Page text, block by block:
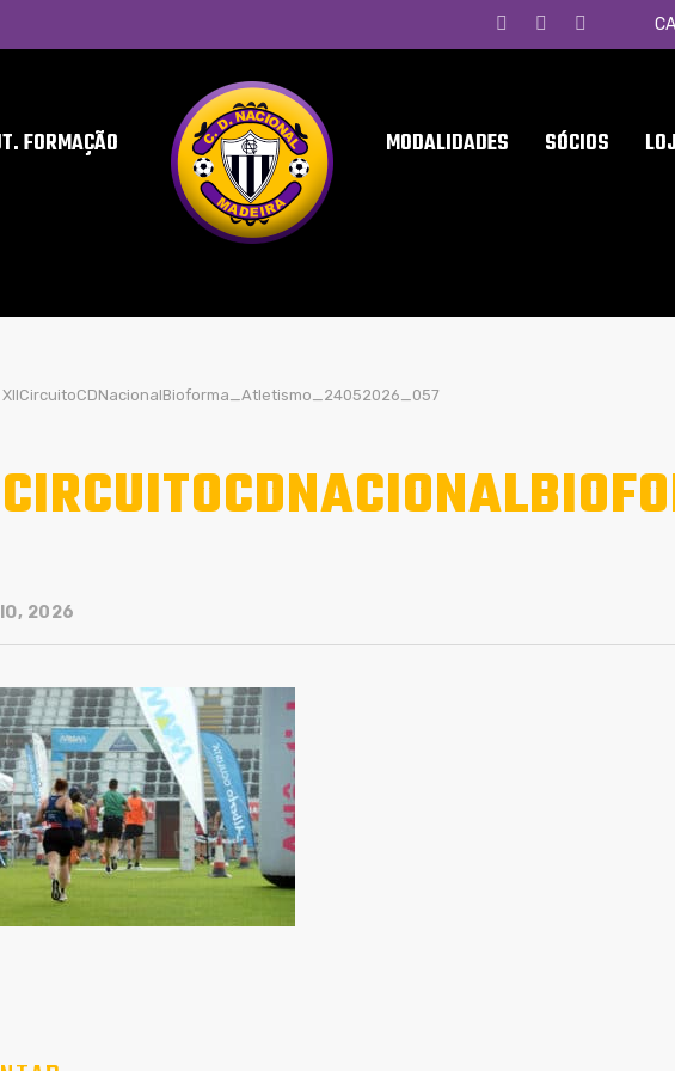
FORMAÇÃO MODALIDADES SÓCIOS
XIICircuitoCDNacionalBioforma_Atletismo_24052026_057
2026